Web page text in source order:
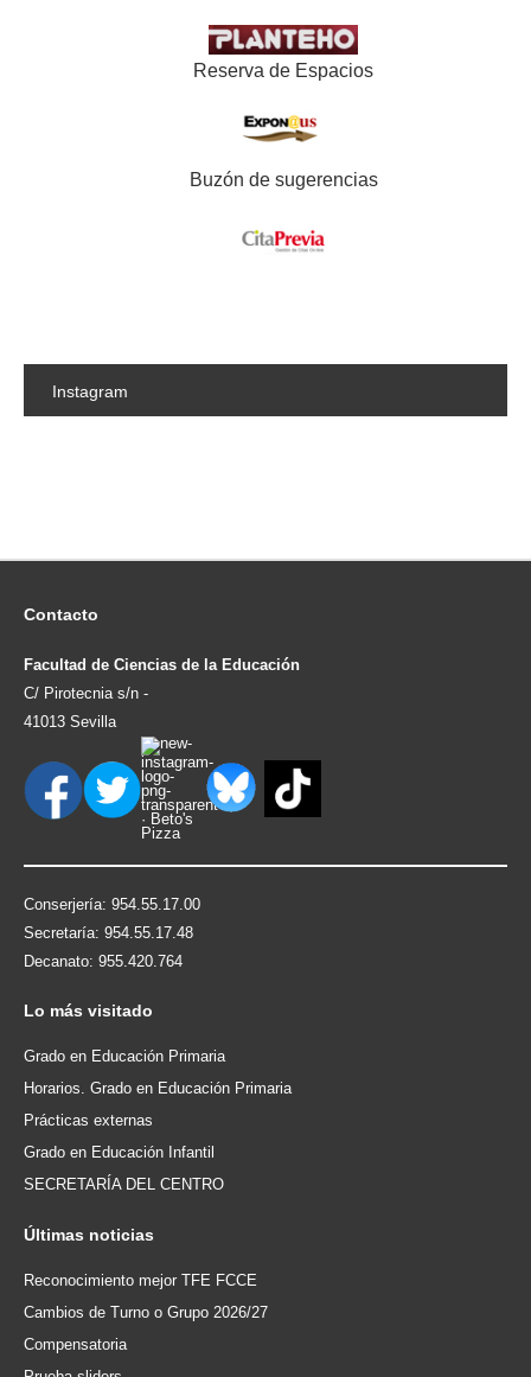
Reserva de Espacios
Buzón de sugerencias
Instagram
Contacto
Facultad de Ciencias de la Educación
C/ Pirotecnia s/n -
41013 Sevilla
Conserjería: 954.55.17.00
Secretaría: 954.55.17.48
Decanato: 955.420.764
Lo más visitado
Grado en Educación Primaria
Horarios. Grado en Educación Primaria
Prácticas externas
Grado en Educación Infantil
SECRETARÍA DEL CENTRO
Últimas noticias
Reconocimiento mejor TFE FCCE
Cambios de Turno o Grupo 2026/27
Compensatoria